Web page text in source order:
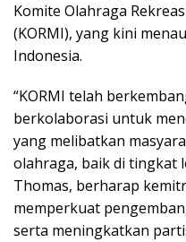
Komite Olahraga
(KORMI), yang kini
Indonesia.
“KORMI telah
berkolaborasi untuk
yang melibatkan
olahraga, baik di tingkat
Thomas, berharap
memperkuat
serta meningkatkan